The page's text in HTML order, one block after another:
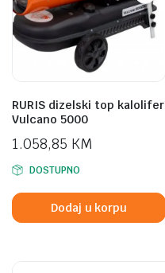
RURIS dizelski top kalolifer
Vulcano 5000
1.058,85 KM
DOSTUPNO
Dodaj u korpu